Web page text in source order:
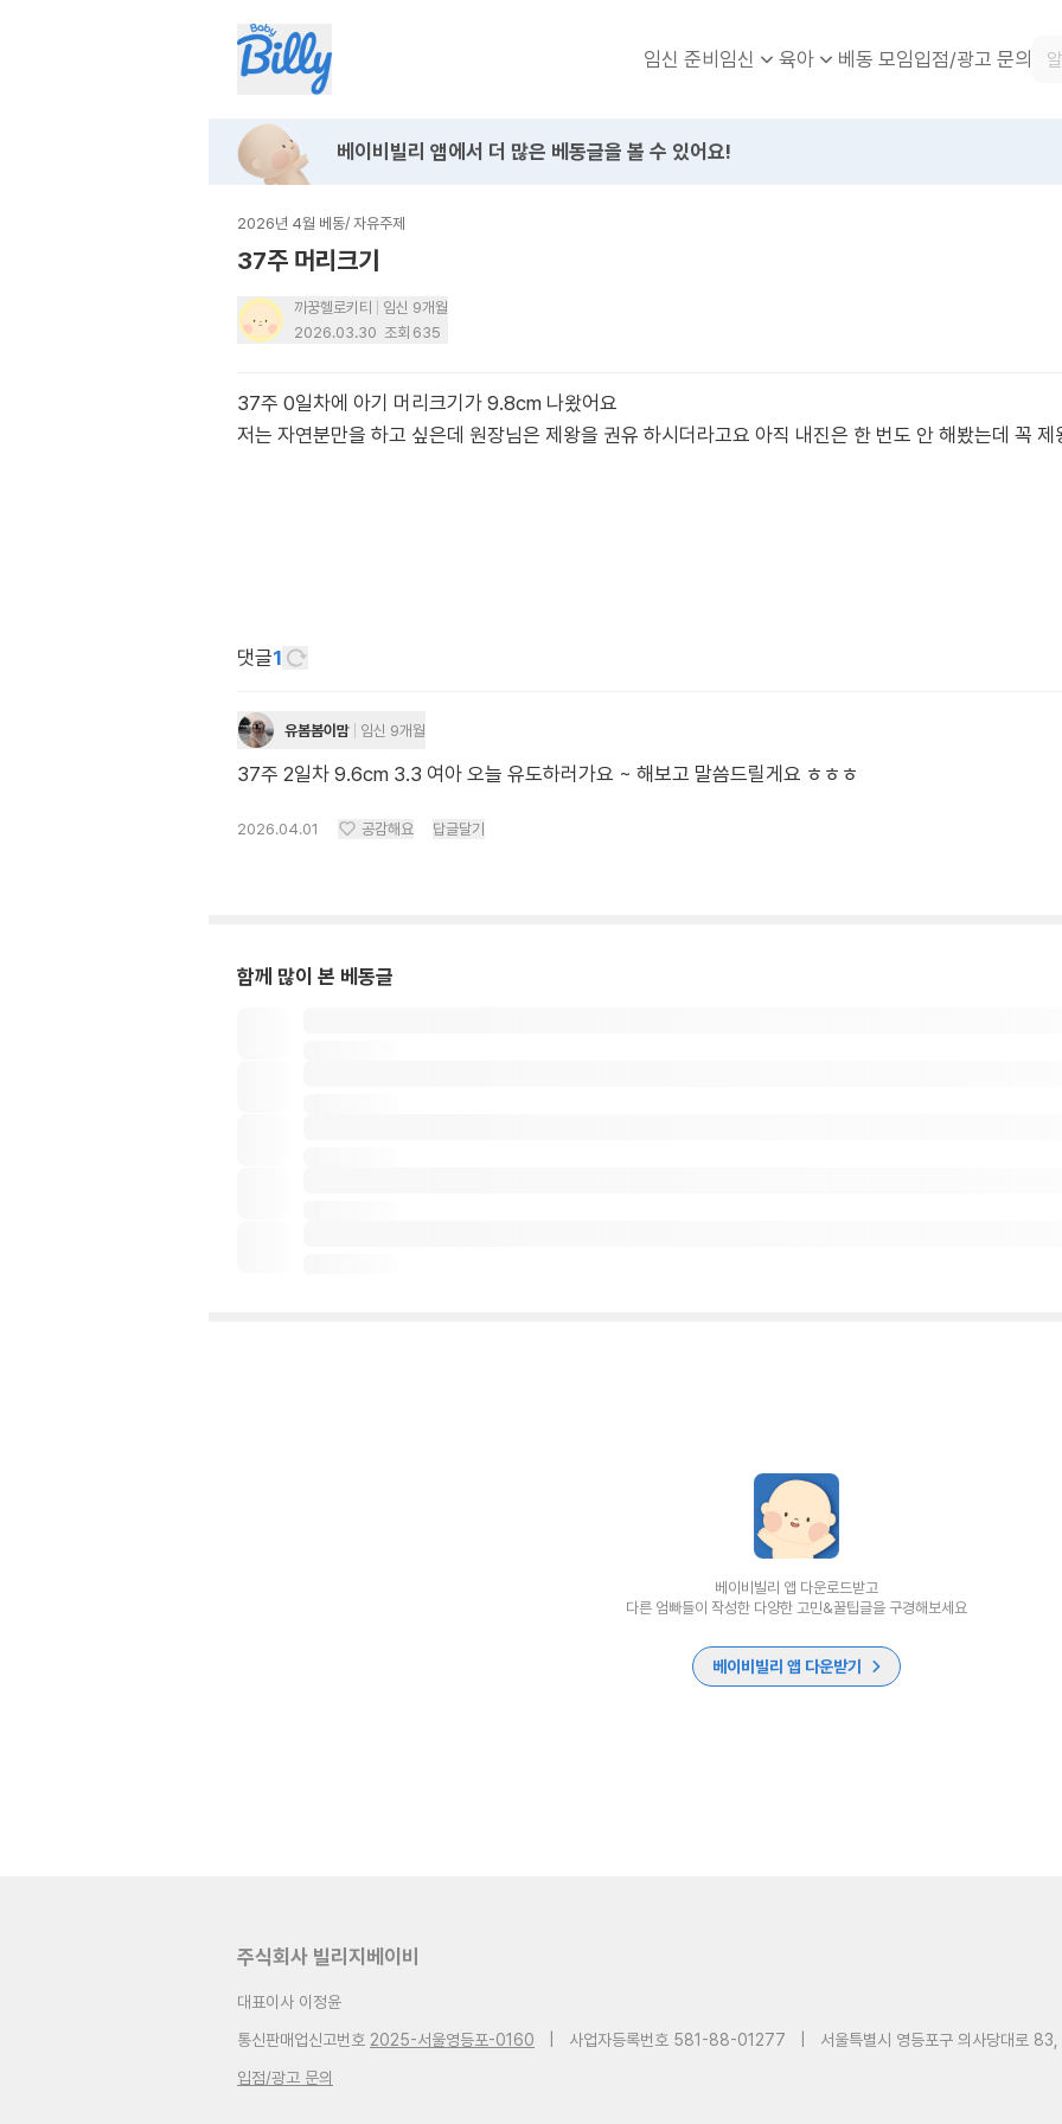
임신 준비임신 육아 베동 모임입점/광고 문의
베이비빌리 앱에서 더 많은 베동글을 볼 수 있어요!
2026년 4월 베동/ 자유주제
37주 머리크기
까꿍헬로키티
임신 9개월
2026.03.30 조회 635
37주 0일차에 아기 머리크기가 9.8cm 나왔어요
저는 자연분만을 하고 싶은데 원장님은 제왕을 권유 하시더라고요 아직 내진은 한 번도 안 해봤는데 꼭
댓글1
유봄봄이맘 임신 9개월
37주 2일차 9.6cm 3.3 여아 오늘 유도하러가요 ~ 해보고 말씀드릴게요 ㅎㅎㅎ
2026.04.01 공감해요 답글달기
함께 많이 본 베동글
베이비빌리 앱 다운로드받고
다른 엄빠들이 작성한 다양한 고민&꿀팁글을 구경해보세요
베이비빌리 앱 다운받기
주식회사 빌리지베이비
대표이사 이정윤
통신판매업신고번호 2025-서울영등포-0160 사업자등록번호 581-88-01277
서울특별시 영등포구 의사당대로
입점/광고 문의